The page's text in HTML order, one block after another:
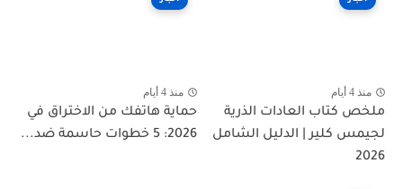
منذ 4 أيام
ملخص كتاب العادات الذرية
لجيمس كلير | الدليل الشامل
2026
منذ 4 أيام
حماية هاتفك من الاختراق في
2026: 5 خطوات حاسمة ضد...